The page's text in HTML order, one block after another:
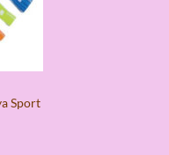
Sport